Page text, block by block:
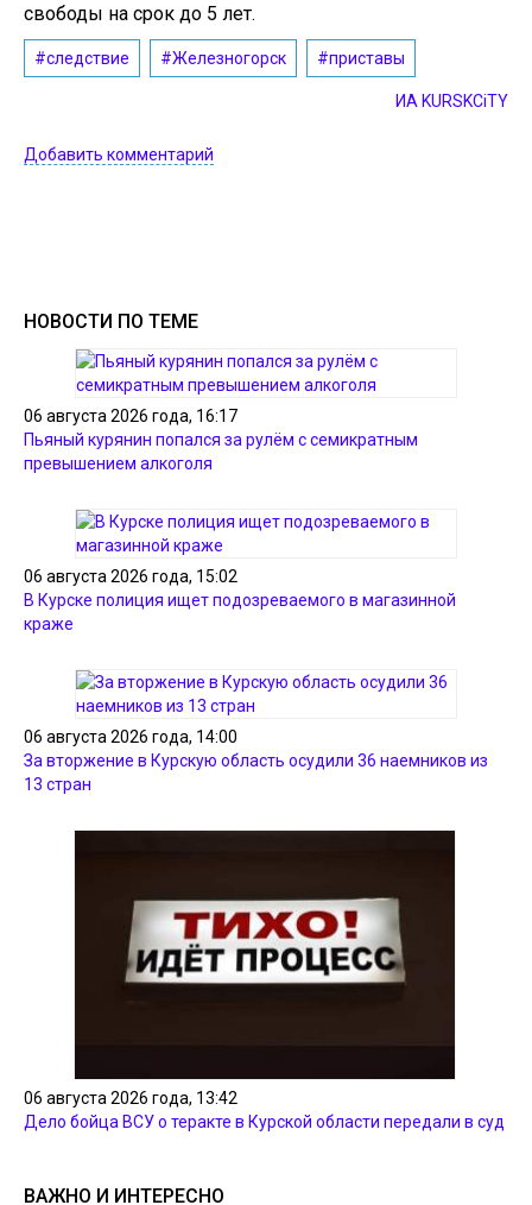
свободы на срок до 5 лет.
#следствие #Железногорск #приставы
ИА KURSKCiTY
Добавить комментарий
НОВОСТИ ПО ТЕМЕ
06 августа 2026 года, 16:17
Пьяный курянин попался за рулём с семикратным
превышением алкоголя
06 августа 2026 года, 15:02
В Курске полиция ищет подозреваемого в магазинной
краже
06 августа 2026 года, 14:00
За вторжение в Курскую область осудили 36 наемников из
13 стран
06 августа 2026 года, 13:42
Дело бойца ВСУ о теракте в Курской области передали в суд
ВАЖНО И ИНТЕРЕСНО